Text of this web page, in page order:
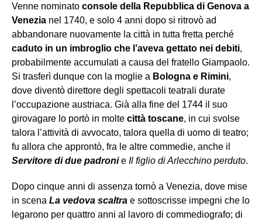
Venne nominato console della Repubblica di Genova a
Venezia nel 1740, e solo 4 anni dopo si ritrovò ad
abbandonare nuovamente la città in tutta fretta perché
caduto in un imbroglio che l’aveva gettato nei debiti,
probabilmente accumulati a causa del fratello Giampaolo.
Si trasferì dunque con la moglie a Bologna e Rimini,
dove diventò direttore degli spettacoli teatrali durate
l’occupazione austriaca. Già alla fine del 1744 il suo
girovagare lo portò in molte città toscane, in cui svolse
talora l’attività di avvocato, talora quella di uomo di teatro;
fu allora che approntò, fra le altre commedie, anche il
Servitore di due padronie Il figlio di Arlecchino perduto.
Dopo cinque anni di assenza tornò a Venezia, dove mise
in scena La vedova scaltra e sottoscrisse impegni che lo
legarono per quattro anni al lavoro di commediografo; di